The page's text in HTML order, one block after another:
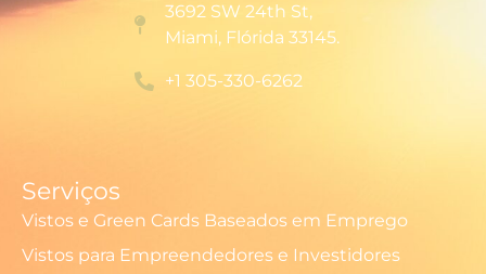
3692 SW 24th St,
Miami, Flórida 33145.
+1 305-330-6262
Serviços
Vistos e Green Cards Baseados em Emprego
Vistos para Empreendedores e Investidores